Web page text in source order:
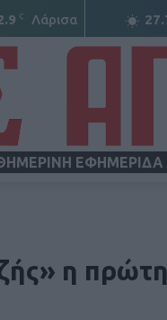
C Λάρισα
ΕΦΗΜΕΡΙΔΑ
η πρώτη